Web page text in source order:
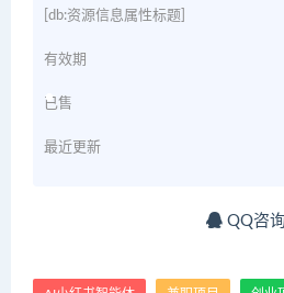
[db:资源信息属性标题]
有效期
已售
最近更新
QQ咨询